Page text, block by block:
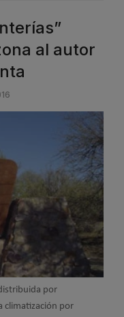
al autor
por
climatización por